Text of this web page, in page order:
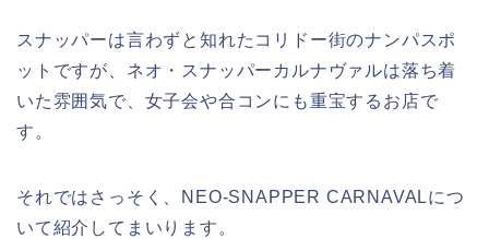
スナッパーは言わずと知れたコリドー街のナンパスポ
ットですが、ネオ・スナッパーカルナヴァルは落ち着
いた雰囲気で、女子会や合コンにも重宝するお店で
す。
それではさっそく、NEO-SNAPPER CARNAVALにつ
いて紹介してまいります。